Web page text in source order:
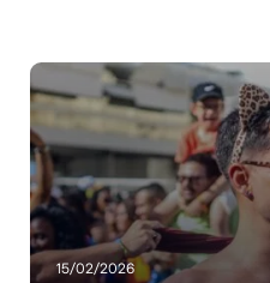
15/02/2026